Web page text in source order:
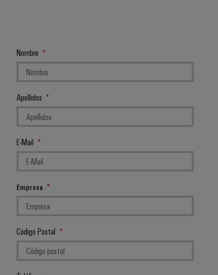
Nombre
Apellidos
E-Mail
Empresa
Código Postal